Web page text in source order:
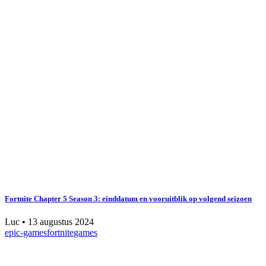
Fortnite Chapter 5 Season 3: einddatum en vooruitblik op volgend seizoen
Luc • 13 augustus 2024
epic-gamesfortnitegames